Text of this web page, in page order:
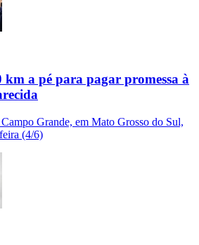
km a pé para pagar promessa à
Grande, em Mato Grosso do Sul,
(4/6)